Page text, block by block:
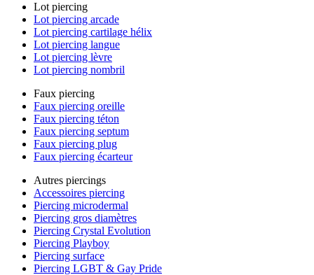
Lot piercing
Lot piercing arcade
Lot piercing cartilage hélix
Lot piercing langue
Lot piercing lèvre
Lot piercing nombril
Faux piercing
Faux piercing oreille
Faux piercing téton
Faux piercing septum
Faux piercing plug
Faux piercing écarteur
Autres piercings
Accessoires piercing
Piercing microdermal
Piercing gros diamètres
Piercing Crystal Evolution
Piercing Playboy
Piercing surface
Piercing LGBT & Gay Pride